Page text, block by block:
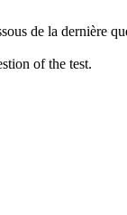
de la dernière
of the test.